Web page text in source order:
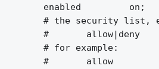
        enabled         on;
# the security list,
#       allow|deny
        # for example:
#       allow